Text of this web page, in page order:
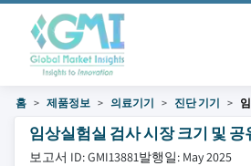
홈 제품정보 의료기기 진단 기기
임상실험실 검사 시장 크기 및 공
보고서 ID: GMI13881발행일: May 2025